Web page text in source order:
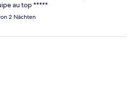
au top *****
2 Nächten